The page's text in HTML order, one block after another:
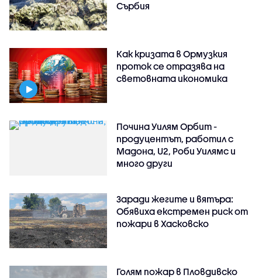
Сърбия
Как кризата в Ормузкия
проток се отразява на
световната икономика
Почина Уилям Орбит -
продуцентът, работил с
Мадона, U2, Роби Уилямс и
много други
Заради жегите и вятъра:
Обявиха екстремен риск от
пожари в Хасковско
Голям пожар в Пловдивско